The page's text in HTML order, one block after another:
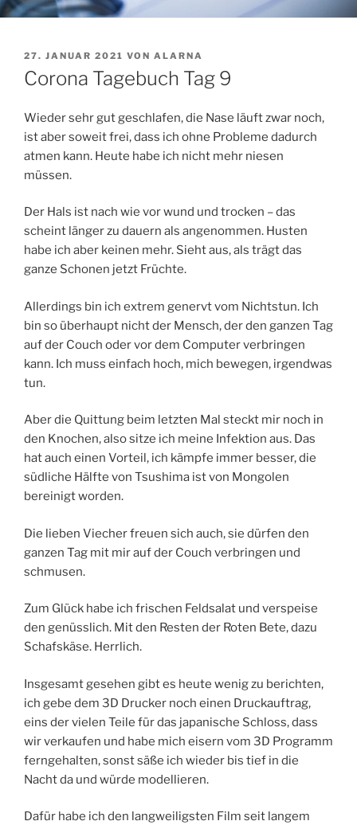
VERÖFFENTLICHT
AM
27. JANUAR 2021 VON ALARNA
Corona Tagebuch Tag 9
Wieder sehr gut geschlafen, die Nase läuft zwar noch,
ist aber soweit frei, dass ich ohne Probleme dadurch
atmen kann. Heute habe ich nicht mehr niesen
müssen.
Der Hals ist nach wie vor wund und trocken – das
scheint länger zu dauern als angenommen. Husten
habe ich aber keinen mehr. Sieht aus, als trägt das
ganze Schonen jetzt Früchte.
Allerdings bin ich extrem genervt vom Nichtstun. Ich
bin so überhaupt nicht der Mensch, der den ganzen Tag
auf der Couch oder vor dem Computer verbringen
kann. Ich muss einfach hoch, mich bewegen, irgendwas
tun.
Aber die Quittung beim letzten Mal steckt mir noch in
den Knochen, also sitze ich meine Infektion aus. Das
hat auch einen Vorteil, ich kämpfe immer besser, die
südliche Hälfte von Tsushima ist von Mongolen
bereinigt worden.
Die lieben Viecher freuen sich auch, sie dürfen den
ganzen Tag mit mir auf der Couch verbringen und
schmusen.
Zum Glück habe ich frischen Feldsalat und verspeise
den genüsslich. Mit den Resten der Roten Bete, dazu
Schafskäse. Herrlich.
Insgesamt gesehen gibt es heute wenig zu berichten,
ich gebe dem 3D Drucker noch einen Druckauftrag,
eins der vielen Teile für das japanische Schloss, dass
wir verkaufen und habe mich eisern vom 3D Programm
ferngehalten, sonst säße ich wieder bis tief in die
Nacht da und würde modellieren.
Dafür habe ich den langweiligsten Film seit langem